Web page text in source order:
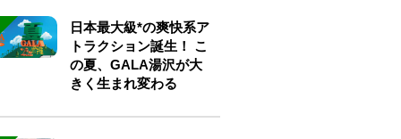
日本最大級*の爽快系ア
トラクション誕生！ こ
の夏、GALA湯沢が大
きく生まれ変わる